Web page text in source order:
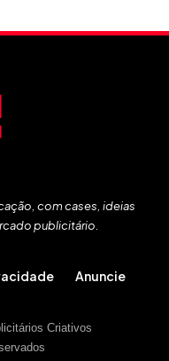
com cases, ideias
publicitário.
Anuncie
Criativos